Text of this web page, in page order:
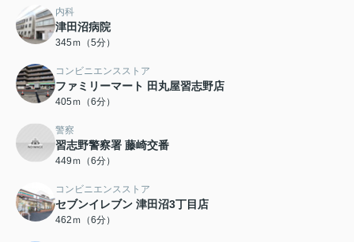
内科
津田沼病院
345ｍ（5分）
コンビニエンスストア
ファミリーマート 田丸屋習志野店
405ｍ（6分）
警察
習志野警察署 藤崎交番
449ｍ（6分）
コンビニエンスストア
セブンイレブン 津田沼3丁目店
462ｍ（6分）